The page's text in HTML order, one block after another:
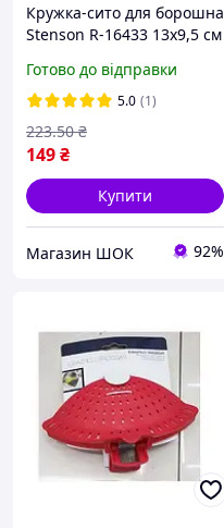
Кружка-сито для борошна
Stenson R-16433 13х9,5 см
Готово до відправки
5.0 (1)
149₴
223.50 ₴
Купити
Магазин ШОК 92%